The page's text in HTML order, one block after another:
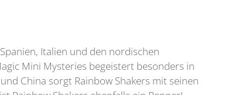
Italien und den nordischen
Mini Mysteries begeistert besonders in
China sorgt Rainbow Shakers mit seinen